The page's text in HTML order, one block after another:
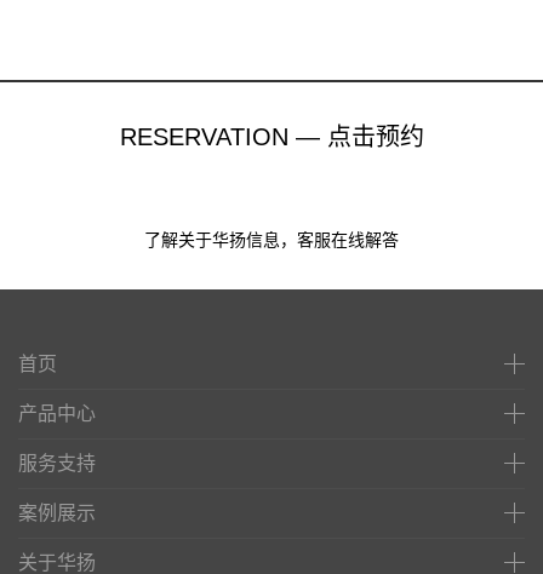
RESERVATION — 点击预约
了解关于华扬信息，客服在线解答
首页
产品中心
服务支持
案例展示
关于华扬